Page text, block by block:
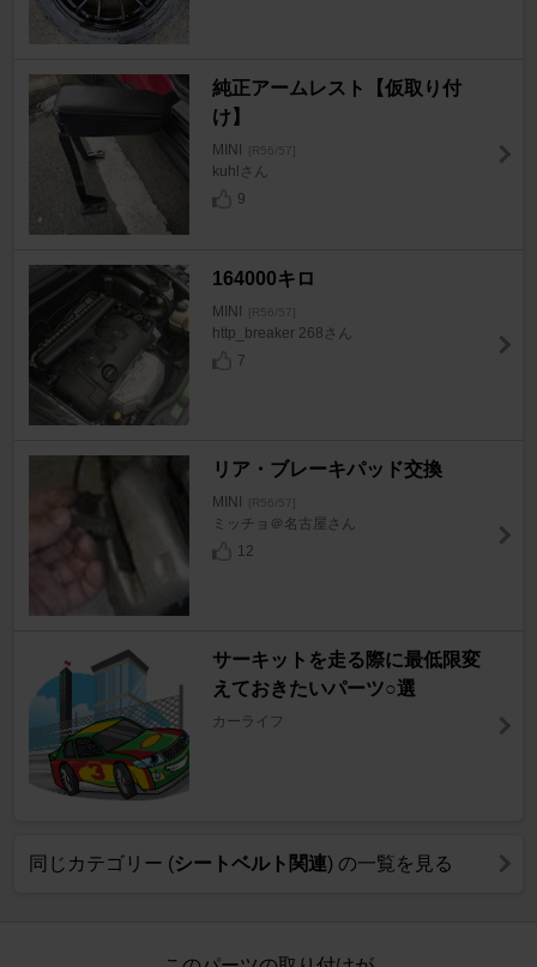
純正アームレスト【仮取り付
け】
MINI [R56/57]
kuhlさん
9
164000キロ
MINI [R56/57]
http_breaker 268さん
7
リア・ブレーキパッド交換
MINI [R56/57]
ミッチョ＠名古屋さん
12
サーキットを走る際に最低限変
えておきたいパーツ○選
カーライフ
同じカテゴリー (シートベルト関連) の一覧を見る